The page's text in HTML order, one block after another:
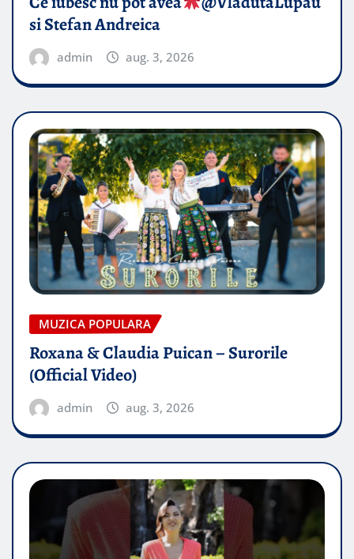
si Stefan Andreica
admin aug. 3, 2026
MUZICA POPULARA
Roxana & Claudia Puican – Surorile
(Official Video)
admin aug. 3, 2026